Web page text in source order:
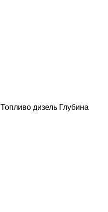
Топливо дизель Глубина